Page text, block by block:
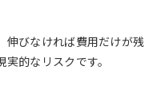
伸びなければ費用だけが残
的なリスクです。